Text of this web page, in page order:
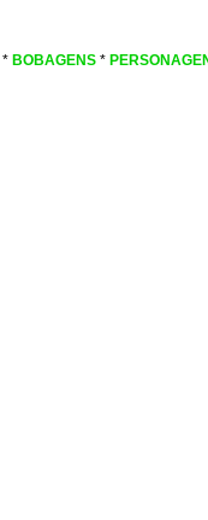
* BOBAGENS *